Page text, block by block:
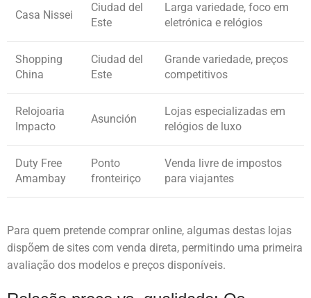
Casa Nissei
Ciudad del
Este
Larga variedade, foco em
eletrónica e relógios
Shopping
China
Ciudad del
Este
Grande variedade, preços
competitivos
Relojoaria
Impacto
Asunción
Lojas especializadas em
relógios de luxo
Duty Free
Amambay
Ponto
fronteiriço
Venda livre de impostos
para viajantes
Para quem pretende comprar online, algumas destas lojas
dispõem de sites com venda direta, permitindo uma primeira
avaliação dos modelos e preços disponíveis.